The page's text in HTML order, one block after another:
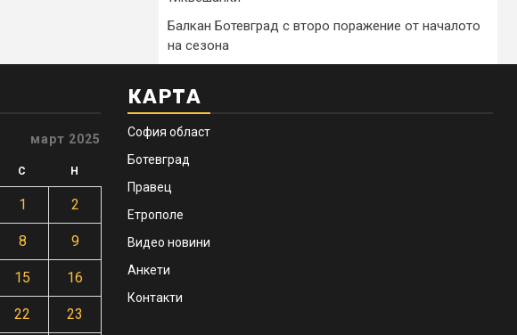
Балкан Ботевград с второ поражение от началото
на сезона
март 2025
С Н
1 2
8 9
15 16
22 23
КАРТА
София област
Ботевград
Правец
Етрополе
Видео новини
Анкети
Контакти